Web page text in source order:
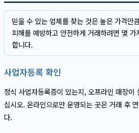
믿을 수 있는 업체를 찾는 것은 높은 가격만
피해를 예방하고 안전하게 거래하려면 몇
합니다.
사업자등록 확인
정식 사업자등록증이 있는지, 오프라인 매장이
십시오. 온라인으로만 운영되는 곳은 거래 후
다.